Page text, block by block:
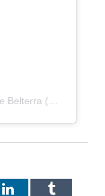
LinkedInTumblr